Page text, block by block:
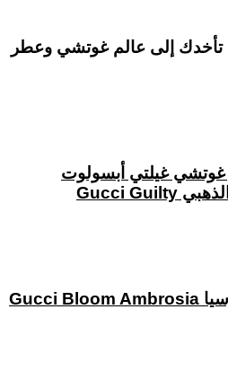
تأخدك إلى عالم غوتشي وعطر
غوتشي غيلتي أبسولوت
المستخلص من الخشب الذهبي Gucci Guilty
عطر جوتشي بلوم أمبروسيا Gucci Bloom Ambrosia